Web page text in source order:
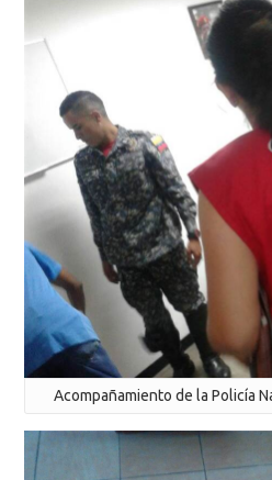
Acompañamiento de la Policía